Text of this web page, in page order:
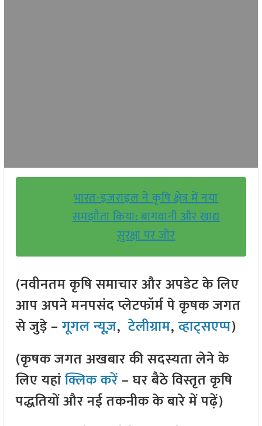
भारत-इजराइल ने कृषि क्षेत्र में नया
समझौता किया: बागवानी और खाद्य
सुरक्षा पर जोर
(नवीनतम कृषि समाचार और अपडेट के लिए
आप अपने मनपसंद प्लेटफॉर्म पे कृषक जगत
से जुड़े –गूगल न्यूज़,टेलीग्राम,व्हाट्सएप्प)
(कृषक जगत अखबार की सदस्यता लेने के
लिए यहांक्लिक करें– घर बैठे विस्तृत कृषि
पद्धतियों और नई तकनीक के बारे में पढ़ें)